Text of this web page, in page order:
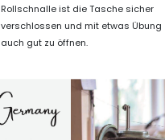
Rollschnalle ist die Tasche sicher
verschlossen und mit etwas Übung
auch gut zu öffnen.